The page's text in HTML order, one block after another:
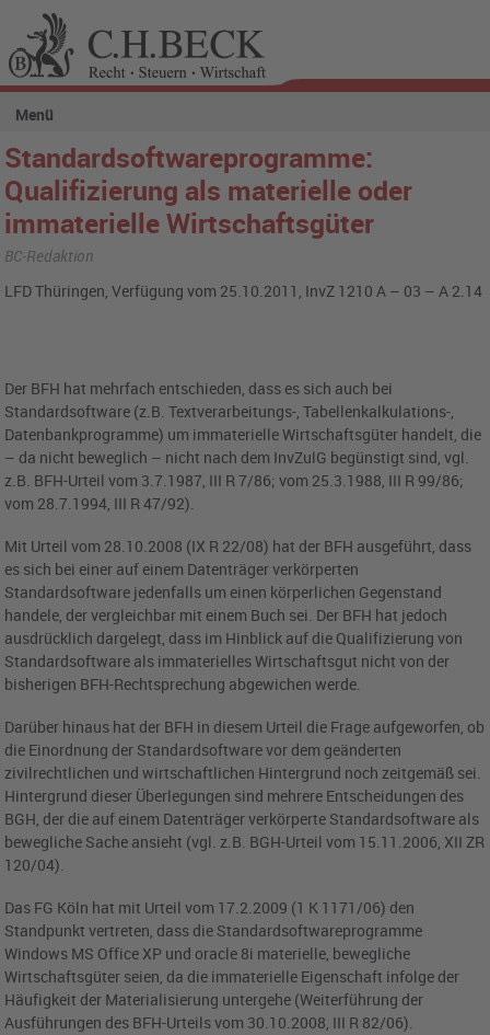
Menü
Standardsoftwareprogramme:
Qualifizierung als materielle oder
immaterielle Wirtschaftsgüter
BC-Redaktion
LFD Thüringen, Verfügung vom 25.10.2011, InvZ 1210 A – 03 – A 2.14
Der BFH hat mehrfach entschieden, dass es sich auch bei
Standardsoftware (z.B. Textverarbeitungs-, Tabellenkalkulations-,
Datenbankprogramme) um immaterielle Wirtschaftsgüter handelt, die
– da nicht beweglich – nicht nach dem InvZulG begünstigt sind, vgl.
z.B. BFH-Urteil vom 3.7.1987, III R 7/86; vom 25.3.1988, III R 99/86;
vom 28.7.1994, III R 47/92).
Mit Urteil vom 28.10.2008 (IX R 22/08) hat der BFH ausgeführt, dass
es sich bei einer auf einem Datenträger verkörperten
Standardsoftware jedenfalls um einen körperlichen Gegenstand
handele, der vergleichbar mit einem Buch sei. Der BFH hat jedoch
ausdrücklich dargelegt, dass im Hinblick auf die Qualifizierung von
Standardsoftware als immaterielles Wirtschaftsgut nicht von der
bisherigen BFH-Rechtsprechung abgewichen werde.
Darüber hinaus hat der BFH in diesem Urteil die Frage aufgeworfen, ob
die Einordnung der Standardsoftware vor dem geänderten
zivilrechtlichen und wirtschaftlichen Hintergrund noch zeitgemäß sei.
Hintergrund dieser Überlegungen sind mehrere Entscheidungen des
BGH, der die auf einem Datenträger verkörperte Standardsoftware als
bewegliche Sache ansieht (vgl. z.B. BGH-Urteil vom 15.11.2006, XII ZR
120/04).
Das FG Köln hat mit Urteil vom 17.2.2009 (1 K 1171/06) den
Standpunkt vertreten, dass die Standardsoftwareprogramme
Windows MS Office XP und oracle 8i materielle, bewegliche
Wirtschaftsgüter seien, da die immaterielle Eigenschaft infolge der
Häufigkeit der Materialisierung untergehe (Weiterführung der
Ausführungen des BFH-Urteils vom 30.10.2008, III R 82/06).